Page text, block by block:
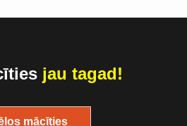
jau tagad!
mācīties